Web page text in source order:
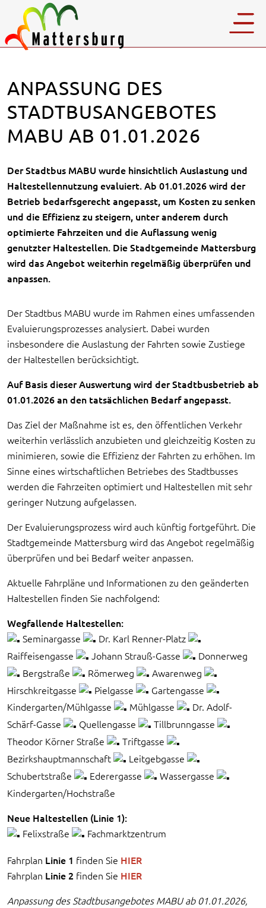
ANPASSUNG DES
STADTBUSANGEBOTES
MABU AB 01.01.2026
Der Stadtbus MABU wurde hinsichtlich Auslastung und
Haltestellennutzung evaluiert. Ab 01.01.2026 wird der
Betrieb bedarfsgerecht angepasst, um Kosten zu senken
und die Effizienz zu steigern, unter anderem durch
optimierte Fahrzeiten und die Auflassung wenig
genutzter Haltestellen. Die Stadtgemeinde Mattersburg
wird das Angebot weiterhin regelmäßig überprüfen und
anpassen.
Der Stadtbus MABU wurde im Rahmen eines umfassenden
Evaluierungsprozesses analysiert. Dabei wurden
insbesondere die Auslastung der Fahrten sowie Zustiege
der Haltestellen berücksichtigt.
Auf Basis dieser Auswertung wird der Stadtbusbetrieb ab
01.01.2026 an den tatsächlichen Bedarf angepasst.
Das Ziel der Maßnahme ist es, den öffentlichen Verkehr
weiterhin verlässlich anzubieten und gleichzeitig Kosten zu
minimieren, sowie die Effizienz der Fahrten zu erhöhen. Im
Sinne eines wirtschaftlichen Betriebes des Stadtbusses
werden die Fahrzeiten optimiert und Haltestellen mit sehr
geringer Nutzung aufgelassen.
Der Evaluierungsprozess wird auch künftig fortgeführt. Die
Stadtgemeinde Mattersburg wird das Angebot regelmäßig
überprüfen und bei Bedarf weiter anpassen.
Aktuelle Fahrpläne und Informationen zu den geänderten
Haltestellen finden Sie nachfolgend:
Wegfallende Haltestellen:
Seminargasse
Dr. Karl Renner-Platz
Raiffeisengasse
Johann Strauß-Gasse
Donnerweg
Bergstraße
Römerweg
Awarenweg
Hirschkreitgasse
Pielgasse
Gartengasse
Kindergarten/Mühlgasse
Mühlgasse
Dr. Adolf-
Schärf-Gasse
Quellengasse
Tillbrunngasse
Theodor Körner Straße
Triftgasse
Bezirkshauptmannschaft
Leitgebgasse
Schubertstraße
Ederergasse
Wassergasse
Kindergarten/Hochstraße
Neue Haltestellen (Linie 1):
Felixstraße
Fachmarktzentrum
Fahrplan Linie 1 finden Sie HIER
Fahrplan Linie 2 finden Sie HIER
Anpassung des Stadtbusangebotes MABU ab 01.01.2026,